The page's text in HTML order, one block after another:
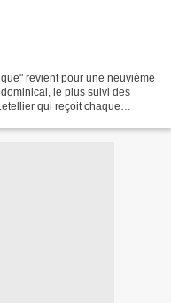
revient pour une neuvième
le plus suivi des
qui reçoit chaque